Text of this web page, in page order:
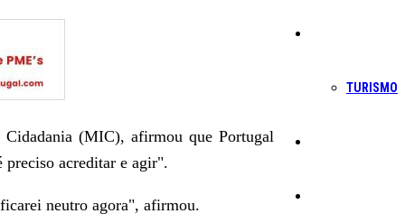
TURISMO
Cidadania (MIC), afirmou que Portugal
acreditar e agir".
neutro agora", afirmou.